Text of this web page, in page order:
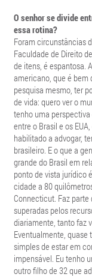
O senhor se divide
essa rotina?
Foram circunstâncias
Faculdade de Direito
de itens, é espantosa.
americano, que é bem
pesquisa mesmo, ter
de vida: quero ver o
tenho uma
entre o Brasil e os
habilitado a advogar,
brasileiro. E o que a
grande do Brasil em
ponto de vista jurídico
cidade a 80
Connecticut. Faz
superadas pelos
diariamente, tanto faz
Eventualmente, quase
simples de estar em
impensável. Eu tenho
outro filho de 32 que